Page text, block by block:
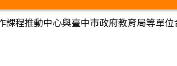
課程推動中心與臺中市政府教育局等單